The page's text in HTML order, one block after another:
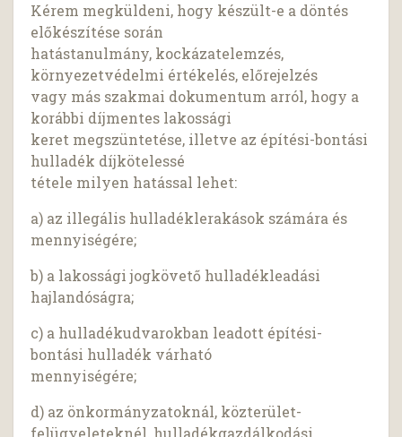
Kérem megküldeni, hogy készült-e a döntés
előkészítése során
hatástanulmány, kockázatelemzés,
környezetvédelmi értékelés, előrejelzés
vagy más szakmai dokumentum arról, hogy a
korábbi díjmentes lakossági
keret megszüntetése, illetve az építési-bontási
hulladék díjkötelessé
tétele milyen hatással lehet:
a) az illegális hulladéklerakások számára és
mennyiségére;
b) a lakossági jogkövető hulladékleadási
hajlandóságra;
c) a hulladékudvarokban leadott építési-
bontási hulladék várható
mennyiségére;
d) az önkormányzatoknál, közterület-
felügyeleteknél, hulladékgazdálkodási